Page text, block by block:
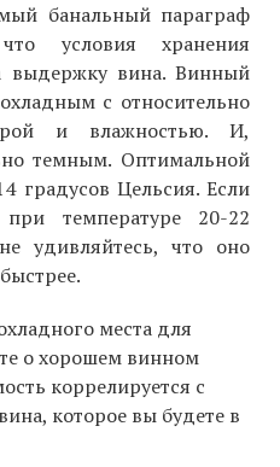
банальный параграф
условия хранения
выдержку вина. Винный
с относительно
и влажностью. И,
темным. Оптимальной
градусов Цельсия. Если
температуре 20-22
удивляйтесь, что оно
места для
о хорошем винном
коррелируется с
которое вы будете в